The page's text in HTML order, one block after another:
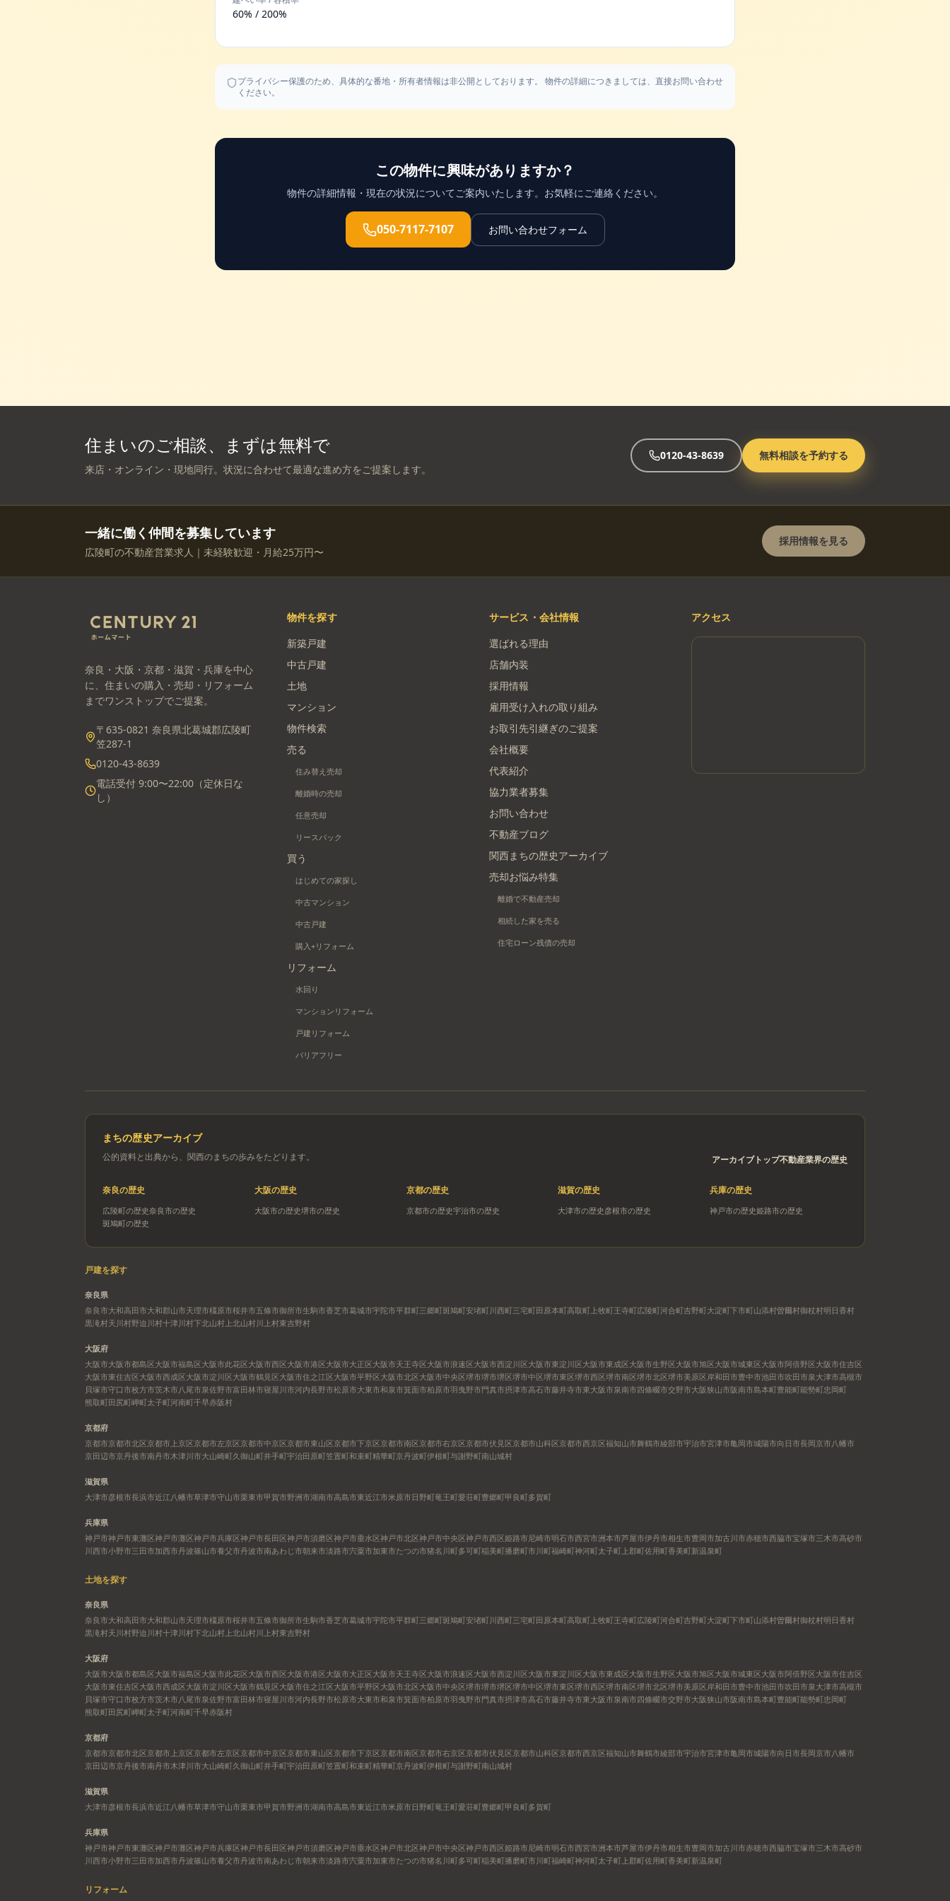
60% / 200%
プライバシー保護のため、具体的な番地・所有者情報は非公開としております。 物件の詳細につきましては、直接お問い合わせ
ください。
この物件に興味がありますか？
物件の詳細情報・現在の状況についてご案内いたします。お気軽にご連絡ください。
050-7117-7107 お問い合わせフォーム
住まいのご相談、まずは無料で
来店・オンライン・現地同行。状況に合わせて最適な進め方をご提案します。
0120-43-8639 無料相談を予約する
一緒に働く仲間を募集しています
広陵町の不動産営業求人｜未経験歓迎・月給25万円〜
採用情報を見る
奈良・大阪・京都・滋賀・兵庫を中心
に、住まいの購入・売却・リフォーム
までワンストップでご提案。
〒635-0821 奈良県北葛城郡広陵町
笠287-1
0120-43-8639
電話受付 9:00〜22:00（定休日な
し）
物件を探す
新築戸建
中古戸建
土地
マンション
物件検索
売る
住み替え売却
離婚時の売却
任意売却
リースバック
買う
はじめての家探し
中古マンション
中古戸建
購入+リフォーム
リフォーム
水回り
マンションリフォーム
戸建リフォーム
バリアフリー
サービス・会社情報
選ばれる理由
店舗内装
採用情報
雇用受け入れの取り組み
お取引先引継ぎのご提案
会社概要
代表紹介
協力業者募集
お問い合わせ
不動産ブログ
関西まちの歴史アーカイブ
売却お悩み特集
離婚で不動産売却
相続した家を売る
住宅ローン残債の売却
アクセス
まちの歴史アーカイブ
公的資料と出典から、関西のまちの歩みをたどります。 アーカイブトップ不動産業界の歴史
奈良の歴史
広陵町の歴史奈良市の歴史
斑鳩町の歴史
大阪の歴史
大阪市の歴史堺市の歴史
京都の歴史
京都市の歴史宇治市の歴史
滋賀の歴史
大津市の歴史 彦根市の歴史
兵庫の歴史
神戸市の歴史姫路市の歴史
戸建を探す
奈良県
奈良市大和高田市大和郡山市天理市橿原市桜井市五條市御所市生駒市香芝市葛城市宇陀市平群町三郷町斑鳩町安堵町川西町三宅町田原本町高取町 上牧町王寺町広陵町河合町吉野町大淀町下市町山添村曽爾村御杖村明日香村
黒滝村天川村野迫川村十津川村下北山村 上北山村川上村東吉野村
大阪府
大阪市大阪市都島区大阪市福島区大阪市此花区大阪市西区大阪市港区大阪市大正区大阪市天王寺区大阪市浪速区大阪市西淀川区大阪市東淀川区大阪市東成区大阪市生野区大阪市旭区大阪市城東区大阪市阿倍野区大阪市住吉区
大阪市東住吉区大阪市西成区大阪市淀川区大阪市鶴見区大阪市住之江区大阪市平野区大阪市北区大阪市中央区堺市堺市堺区堺市中区堺市東区堺市西区堺市南区堺市北区堺市美原区岸和田市豊中市池田市吹田市泉大津市高槻市
貝塚市守口市枚方市茨木市八尾市泉佐野市富田林市寝屋川市河内長野市松原市大東市和泉市箕面市柏原市羽曳野市門真市摂津市高石市藤井寺市東大阪市泉南市四條畷市交野市大阪狭山市阪南市島本町豊能町能勢町忠岡町
熊取町田尻町岬町太子町河南町千早赤阪村
京都府
京都市京都市北区京都市上京区京都市左京区京都市中京区京都市東山区京都市下京区京都市南区京都市右京区京都市伏見区京都市山科区京都市西京区福知山市舞鶴市綾部市宇治市宮津市亀岡市城陽市向日市長岡京市八幡市
京田辺市京丹後市南丹市木津川市大山崎町久御山町井手町宇治田原町笠置町和束町精華町京丹波町伊根町与謝野町南山城村
滋賀県
大津市彦根市長浜市近江八幡市草津市守山市栗東市甲賀市野洲市湖南市高島市東近江市米原市日野町竜王町愛荘町豊郷町甲良町多賀町
兵庫県
神戸市神戸市東灘区神戸市灘区神戸市兵庫区神戸市長田区神戸市須磨区神戸市垂水区神戸市北区神戸市中央区神戸市西区姫路市尼崎市明石市西宮市洲本市芦屋市伊丹市相生市豊岡市加古川市赤穂市西脇市宝塚市三木市高砂市
川西市小野市三田市加西市丹波篠山市養父市丹波市南あわじ市朝来市淡路市宍粟市加東市たつの市猪名川町多可町稲美町播磨町市川町福崎町神河町太子町 上郡町佐用町香美町新温泉町
土地を探す
奈良県
奈良市大和高田市大和郡山市天理市橿原市桜井市五條市御所市生駒市香芝市葛城市宇陀市平群町三郷町斑鳩町安堵町川西町三宅町田原本町高取町 上牧町王寺町広陵町河合町吉野町大淀町下市町山添村曽爾村御杖村明日香村
黒滝村天川村野迫川村十津川村下北山村 上北山村川上村東吉野村
大阪府
大阪市大阪市都島区大阪市福島区大阪市此花区大阪市西区大阪市港区大阪市大正区大阪市天王寺区大阪市浪速区大阪市西淀川区大阪市東淀川区大阪市東成区大阪市生野区大阪市旭区大阪市城東区大阪市阿倍野区大阪市住吉区
大阪市東住吉区大阪市西成区大阪市淀川区大阪市鶴見区大阪市住之江区大阪市平野区大阪市北区大阪市中央区堺市堺市堺区堺市中区堺市東区堺市西区堺市南区堺市北区堺市美原区岸和田市豊中市池田市吹田市泉大津市高槻市
貝塚市守口市枚方市茨木市八尾市泉佐野市富田林市寝屋川市河内長野市松原市大東市和泉市箕面市柏原市羽曳野市門真市摂津市高石市藤井寺市東大阪市泉南市四條畷市交野市大阪狭山市阪南市島本町豊能町能勢町忠岡町
熊取町田尻町岬町太子町河南町千早赤阪村
京都府
京都市京都市北区京都市上京区京都市左京区京都市中京区京都市東山区京都市下京区京都市南区京都市右京区京都市伏見区京都市山科区京都市西京区福知山市舞鶴市綾部市宇治市宮津市亀岡市城陽市向日市長岡京市八幡市
京田辺市京丹後市南丹市木津川市大山崎町久御山町井手町宇治田原町笠置町和束町精華町京丹波町伊根町与謝野町南山城村
滋賀県
大津市彦根市長浜市近江八幡市草津市守山市栗東市甲賀市野洲市湖南市高島市東近江市米原市日野町竜王町愛荘町豊郷町甲良町多賀町
兵庫県
神戸市神戸市東灘区神戸市灘区神戸市兵庫区神戸市長田区神戸市須磨区神戸市垂水区神戸市北区神戸市中央区神戸市西区姫路市尼崎市明石市西宮市洲本市芦屋市伊丹市相生市豊岡市加古川市赤穂市西脇市宝塚市三木市高砂市
川西市小野市三田市加西市丹波篠山市養父市丹波市南あわじ市朝来市淡路市宍粟市加東市たつの市猪名川町多可町稲美町播磨町市川町福崎町神河町太子町 上郡町佐用町香美町新温泉町
リフォーム